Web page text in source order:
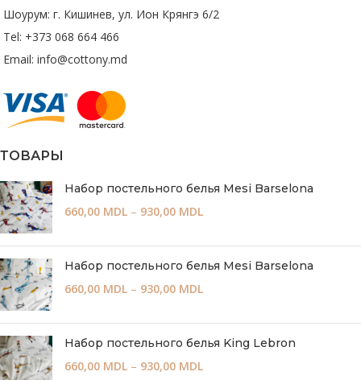
Шоурум: г. Кишинев, ул. Ион Крянгэ 6/2
Tel: +373 068 664 466
Email: info@cottony.md
ТОВАРЫ
Набор постельного белья Mesi Barselona
660,00 MDL – 930,00 MDL
Набор постельного белья Mesi Barselona
660,00 MDL – 930,00 MDL
Набор постельного белья King Lebron
660,00 MDL – 930,00 MDL